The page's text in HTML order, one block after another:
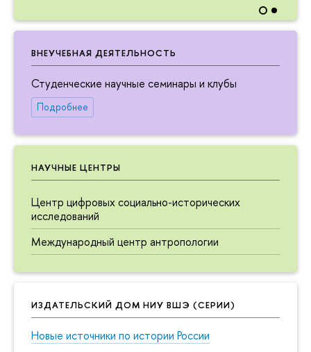
ВНЕУЧЕБНАЯ ДЕЯТЕЛЬНОСТЬ
Студенческие научные семинары и клубы
Подробнее
НАУЧНЫЕ ЦЕНТРЫ
Центр цифровых социально-исторических
исследований
Международный центр антропологии
ИЗДАТЕЛЬСКИЙ ДОМ НИУ ВШЭ (СЕРИИ)
Новые источники по истории России